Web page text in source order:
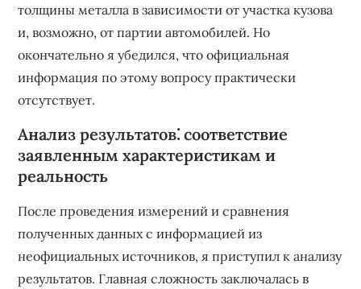
толщины металла в зависимости от участка кузова
и, возможно, от партии автомобилей. Но
окончательно я убедился, что официальная
информация по этому вопросу практически
отсутствует.
Анализ результатов⁚ соответствие
заявленным характеристикам и
реальность
После проведения измерений и сравнения
полученных данных с информацией из
неофициальных источников, я приступил к анализу
результатов. Главная сложность заключалась в